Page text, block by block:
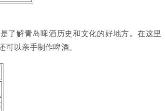
了解青岛啤酒历史和文化的好地方。在这里
以亲手制作啤酒。